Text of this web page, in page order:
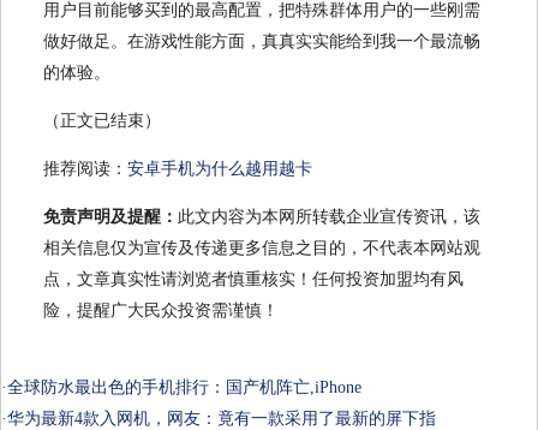
用户目前能够买到的最高配置，把特殊群体用户的一些刚需
做好做足。在游戏性能方面，真真实实能给到我一个最流畅
的体验。
（正文已结束）
推荐阅读： 安卓手机为什么越用越卡
免责声明及提醒： 此文内容为本网所转载企业宣传资讯，该
相关信息仅为宣传及传递更多信息之目的，不代表本网站观
点，文章真实性请浏览者慎重核实！任何投资加盟均有风
险，提醒广大民众投资需谨慎！
·全球防水最出色的手机排行：国产机阵亡,iPhone
·华为最新4款入网机，网友：竟有一款采用了最新的屏下指